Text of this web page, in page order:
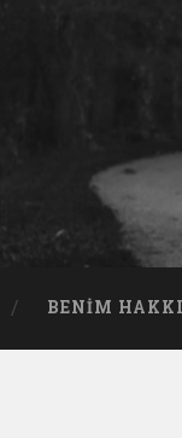
BENIM